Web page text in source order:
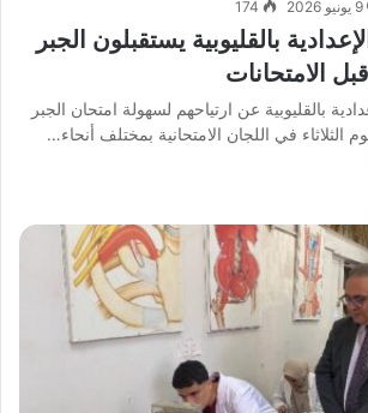
9 يونيو 2026 174
بالقليوبية يستقبلون الجبر
الامتحانات
بالقليوبية عن ارتياحهم لسهولة امتحان الجبر
الثلاثاء في اللجان الامتحانية بمختلف أنحاء…